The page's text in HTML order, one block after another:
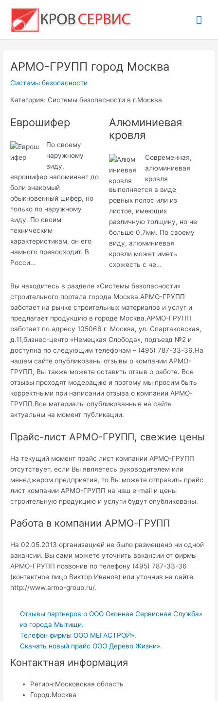
содержимому
АРМО-ГРУПП город Москва
Системы безопасности
Категория: Системы безопасности в г.Москва
Еврошифер
По своему
наружному
виду,
еврошифер напоминает до
боли знакомый
обыкновенный шифер, но
только по наружному
виду. По своим
техническим
характеристикам, он его
намного превосходит. В
Росси…
Алюминиевая
кровля
Современная,
алюминиевая
кровля
выполняется в виде
ровных полос или из
листов, имеющих
различную толщину, но не
больше 0,7мм. По своему
виду, алюминиевая
кровли может иметь
схожесть с че…
Вы находитесь в разделе «Системы безопасности»
строительного портала города Москва.АРМО-ГРУПП
работает на рынке строительных материалов и услуг и
предлагает продукцию в городе Москва.АРМО-ГРУПП
работает по адресу 105066 г. Москва, ул. Спартаковская,
д.11,бизнес-центр «Немецкая Слобода», подъезд №2 и
доступна по следующим телефонам – (495) 787-33-36.На
нашем сайте опубликованы отзывы о компании АРМО-
ГРУПП, Вы также можете оставить отзыв о работе. Все
отзывы проходят модерацию и поэтому мы просим быть
корректными при написании отзыва о компании АРМО-
ГРУПП.Все материалы опубликованные на сайте
актуальны на момент публикации.
Прайс-лист АРМО-ГРУПП, свежие цены
На текущий момент прайс лист компании АРМО-ГРУПП
отсутствует, если Вы являетесь руководителем или
менеджером предприятия, то Вы можете отправить прайс
лист компании АРМО-ГРУПП на наш e-mail и цены
строительную продукцию и услуги будут опубликованы.
Работа в компании АРМО-ГРУПП
На 02.05.2013 организацией не было размещено ни одной
вакансии. Вы сами можете уточнить вакансии от фирмы
АРМО-ГРУПП позвонив по телефону (495) 787-33-36
(контактное лицо Виктор Иванов) или уточнив на сайте
http://www.armo-group.ru/.
Отзывы партнеров о ООО Оконная Сервисная Служба»
из города Мытищи.
Телефон фирмы ООО МЕГАСТРОЙ».
Скачать новый прайс ООО Дерево Жизни».
Контактная информация
Регион:Московская область
Город:Москва